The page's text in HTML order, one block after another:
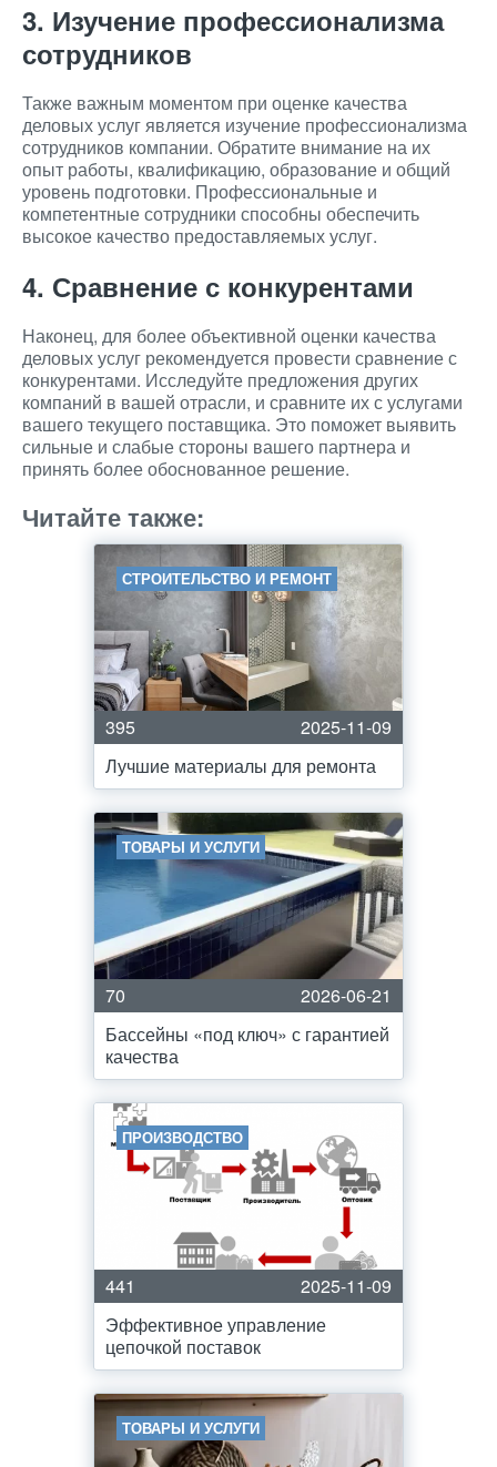
3. Изучение профессионализма
сотрудников
Также важным моментом при оценке качества
деловых услуг является изучение профессионализма
сотрудников компании. Обратите внимание на их
опыт работы, квалификацию, образование и общий
уровень подготовки. Профессиональные и
компетентные сотрудники способны обеспечить
высокое качество предоставляемых услуг.
4. Сравнение с конкурентами
Наконец, для более объективной оценки качества
деловых услуг рекомендуется провести сравнение с
конкурентами. Исследуйте предложения других
компаний в вашей отрасли, и сравните их с услугами
вашего текущего поставщика. Это поможет выявить
сильные и слабые стороны вашего партнера и
принять более обоснованное решение.
Читайте также:
СТРОИТЕЛЬСТВО И РЕМОНТ
395
2025-11-09
Лучшие материалы для ремонта
ТОВАРЫ И УСЛУГИ
70
2026-06-21
Бассейны «под ключ» с гарантией
качества
ПРОИЗВОДСТВО
441
2025-11-09
Эффективное управление
цепочкой поставок
ТОВАРЫ И УСЛУГИ